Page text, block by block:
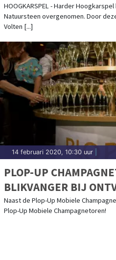
HOOGKARSPEL - Harder
Natuursteen overgenomen. Door
Volten [...]
14 februari 2020, 10:30 uur
PLOP-UP
BLIKVANGER BIJ
Naast de Plop-Up Mobiele
Plop-Up Mobiele Champagnetoren!